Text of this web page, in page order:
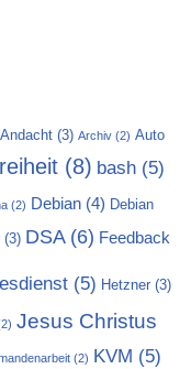
Andacht (3) Archiv (2) Auto
(8) bash (5)
(2) Debian (4) Debian
(3) DSA(6) Feedback
(5) Hetzner (3)
Jesus Christus
(2) KVM (5)